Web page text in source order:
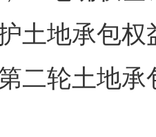
土地承包权
二轮土地